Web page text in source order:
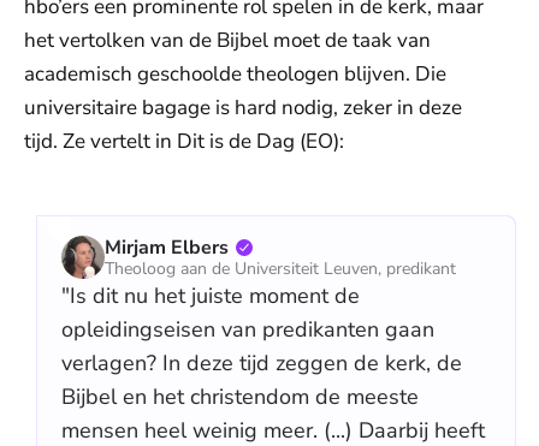
hbo’ers een prominente rol spelen in de kerk, maar
het vertolken van de Bijbel moet de taak van
academisch geschoolde theologen blijven. Die
universitaire bagage is hard nodig, zeker in deze
tijd. Ze vertelt in Dit is de Dag (EO):
Mirjam Elbers
Theoloog aan de Universiteit Leuven, predikant
"Is dit nu het juiste moment de
opleidingseisen van predikanten gaan
verlagen? In deze tijd zeggen de kerk, de
Bijbel en het christendom de meeste
mensen heel weinig meer. (...) Daarbij heeft